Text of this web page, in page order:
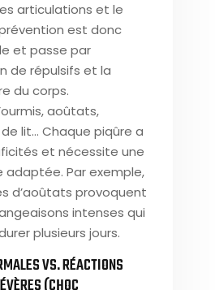
articulations et le
est donc
et passe par
de répulsifs et la
du corps.
aoûtats,
lit… Chaque piqûre a
et nécessite une
adaptée. Par exemple,
d’aoûtats provoquent
intenses qui
plusieurs jours.
VS. RÉACTIONS